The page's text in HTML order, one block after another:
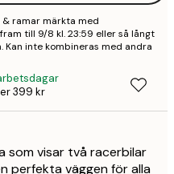
ramar märkta med
till 9/8 kl. 23:59 eller så långt
Kan inte kombineras med andra
399 kr
som visar två racerbilar
perfekta väggen för alla